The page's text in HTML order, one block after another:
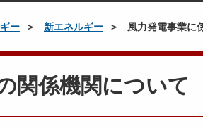
ー 新エネルギー 風力発電事業に
関係機関について